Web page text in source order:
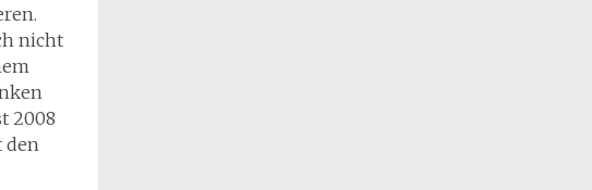
nicht
2008
den